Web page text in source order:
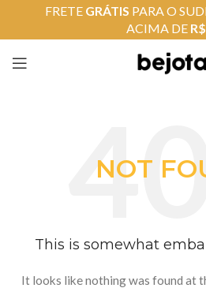
NOT
This is somewhat
It looks like nothing was found at
FRETE GRÁTIS PARA O
ACIMA DE